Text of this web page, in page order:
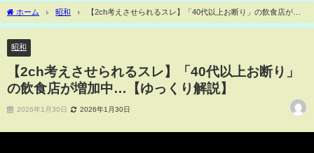
ホーム 昭和
【2ch考えさせられるスレ】「40代以上お断り」の飲食店が増
加中…【ゆっくり解説】
昭和
【2ch考えさせられるスレ】「40代以上お断り」
の飲食店が増加中…【ゆっくり解説】
2026年1月30日 2026年1月30日